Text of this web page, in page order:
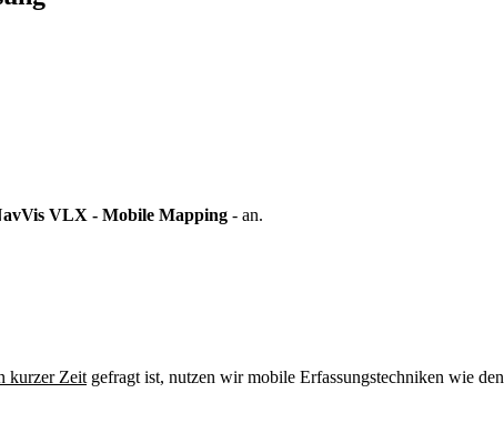
avVis VLX - Mobile Mapping - an.
kurzer Zeit gefragt ist, nutzen wir mobile Erfassungstechniken wie den